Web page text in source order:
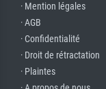
· Mention légales
· AGB
· Confidentialité
· Droit de rétractation
· Plaintes